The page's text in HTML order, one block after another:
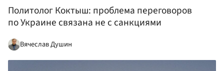
Политолог Коктыш: проблема переговоров
по Украине связана не с санкциями
Вячеслав Душин